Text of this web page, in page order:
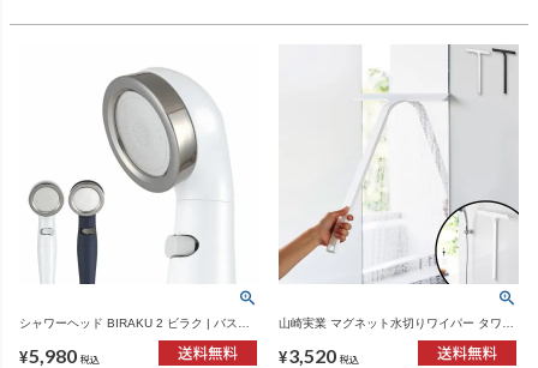
シャワーヘッド BIRAKU 2 ビラク | バスグ
¥5,980 税込
山崎実業 マグネット水切りワイパー タワー
¥3,520 税込